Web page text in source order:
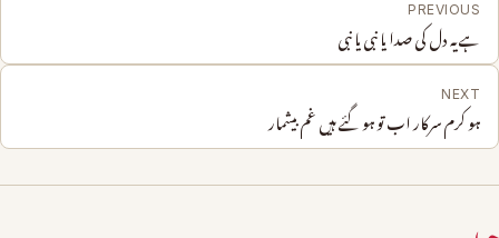
PREVIOUS
ہے یہ دل کی صدا یا نبی یا نبی
NEXT
ہو کرم سرکار اب تو ہو گئے ہیں غم بیشمار